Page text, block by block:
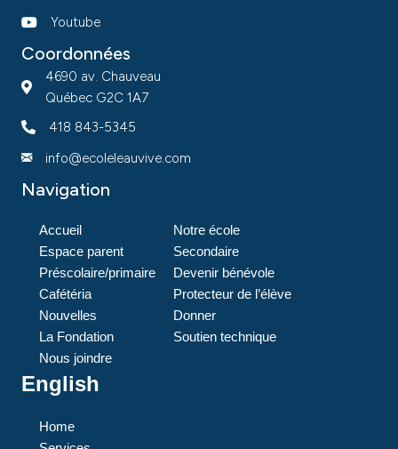
Youtube
Coordonnées
4690 av. Chauveau
Québec G2C 1A7
418 843-5345
info@ecoleleauvive.com
Navigation
Accueil
Espace parent
Préscolaire/primaire
Cafétéria
Nouvelles
La Fondation
Nous joindre
Notre école
Secondaire
Devenir bénévole
Protecteur de l’élève
Donner
Soutien technique
English
Home